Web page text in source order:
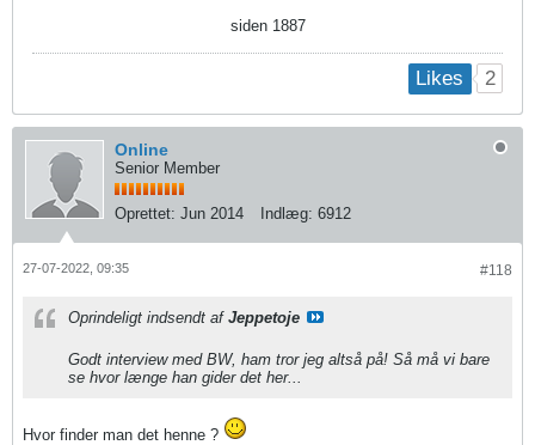
siden 1887
Likes 2
Online
Senior Member
Oprettet: Jun 2014 Indlæg: 6912
#118
27-07-2022, 09:35
Oprindeligt indsendt af Jeppetoje
Godt interview med BW, ham tror jeg altså på! Så må vi bare
se hvor længe han gider det her...
Hvor finder man det henne ?